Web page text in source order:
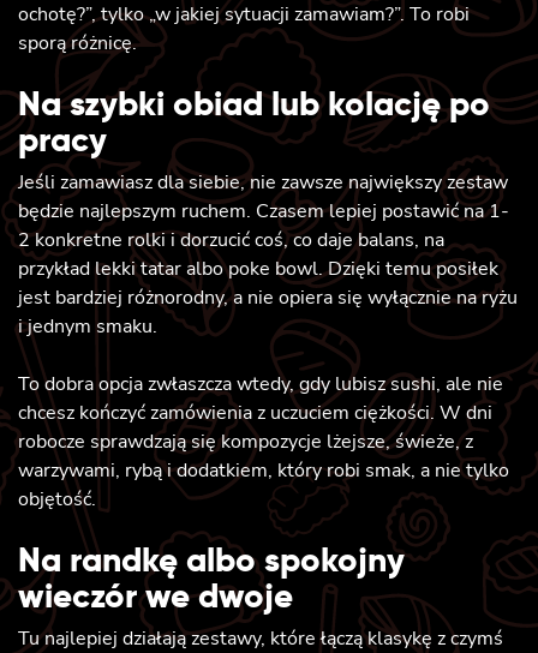
ochotę?”, tylko „w jakiej sytuacji zamawiam?”. To robi
sporą różnicę.
Na szybki obiad lub kolację po
pracy
Jeśli zamawiasz dla siebie, nie zawsze największy zestaw
będzie najlepszym ruchem. Czasem lepiej postawić na 1-
2 konkretne rolki i dorzucić coś, co daje balans, na
przykład lekki tatar albo poke bowl. Dzięki temu posiłek
jest bardziej różnorodny, a nie opiera się wyłącznie na ryżu
i jednym smaku.
To dobra opcja zwłaszcza wtedy, gdy lubisz sushi, ale nie
chcesz kończyć zamówienia z uczuciem ciężkości. W dni
robocze sprawdzają się kompozycje lżejsze, świeże, z
warzywami, rybą i dodatkiem, który robi smak, a nie tylko
objętość.
Na randkę albo spokojny
wieczór we dwoje
Tu najlepiej działają zestawy, które łączą klasykę z czymś